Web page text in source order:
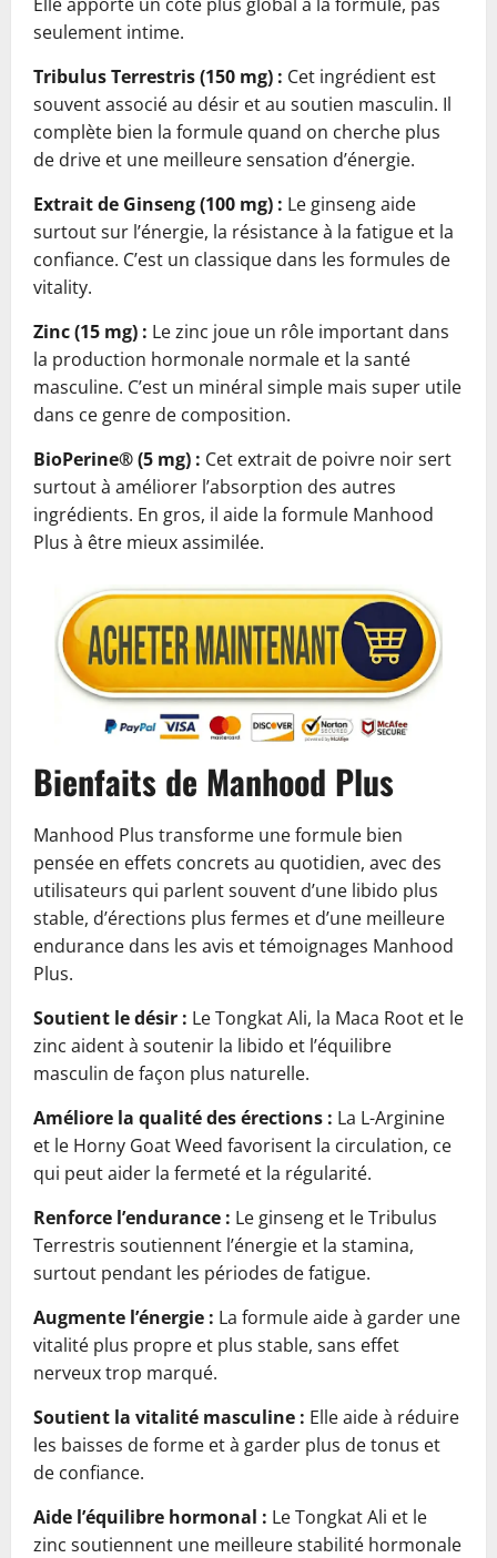
seulement intime.
Tribulus Terrestris (150 mg) : Cet ingrédient est
souvent associé au désir et au soutien masculin. Il
complète bien la formule quand on cherche plus
de drive et une meilleure sensation d’énergie.
Extrait de Ginseng (100 mg) : Le ginseng aide
surtout sur l’énergie, la résistance à la fatigue et la
confiance. C’est un classique dans les formules de
vitality.
Zinc (15 mg) : Le zinc joue un rôle important dans
la production hormonale normale et la santé
masculine. C’est un minéral simple mais super utile
dans ce genre de composition.
BioPerine® (5 mg) : Cet extrait de poivre noir sert
surtout à améliorer l’absorption des autres
ingrédients. En gros, il aide la formule Manhood
Plus à être mieux assimilée.
Bienfaits de Manhood Plus
Manhood Plus transforme une formule bien
pensée en effets concrets au quotidien, avec des
utilisateurs qui parlent souvent d’une libido plus
stable, d’érections plus fermes et d’une meilleure
endurance dans les avis et témoignages Manhood
Plus.
Soutient le désir : Le Tongkat Ali, la Maca Root et le
zinc aident à soutenir la libido et l’équilibre
masculin de façon plus naturelle.
Améliore la qualité des érections : La L-Arginine
et le Horny Goat Weed favorisent la circulation, ce
qui peut aider la fermeté et la régularité.
Renforce l’endurance : Le ginseng et le Tribulus
Terrestris soutiennent l’énergie et la stamina,
surtout pendant les périodes de fatigue.
Augmente l’énergie : La formule aide à garder une
vitalité plus propre et plus stable, sans effet
nerveux trop marqué.
Soutient la vitalité masculine : Elle aide à réduire
les baisses de forme et à garder plus de tonus et
de confiance.
Aide l’équilibre hormonal : Le Tongkat Ali et le
zinc soutiennent une meilleure stabilité hormonale